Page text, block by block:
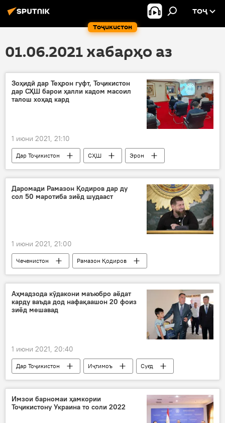
Тоҷикистон
ТОҶ
01.06.2021 хабарҳо аз
Зоҳидӣ дар Теҳрон гуфт, Тоҷикистон
дар СҲШ барои ҳалли кадом масоил
талош хоҳад кард
1 июни 2021, 21:10
Дар Тоҷикистон СҲШ
Эрон
ҳамкорӣ
сафири Тоҷикистон
нишаст
Даромади Рамазон Қодиров дар ду
сол 50 маротиба зиёд шудааст
1 июни 2021, 21:00
Чеченистон
Рамазон Қодиров
Дар Русия
Аҳмадзода кӯдакони маъюбро аёдат
карду ваъда дод нафақаашон 20 фоиз
зиёд мешавад
1 июни 2021, 20:40
Дар Тоҷикистон Иҷтимоъ
Суғд
Раҷаббой Аҳмадзода
нафақа
кӯдакон
Имзои барномаи ҳамкории
Тоҷикистону Украина то соли 2022